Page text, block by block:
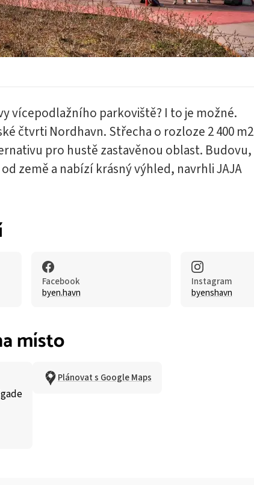
vícepodlažního parkoviště? I to je možné.
čtvrti Nordhavn. Střecha o rozloze 2 400 m2
pro hustě zastavěnou oblast. Budovu,
země a nabízí krásný výhled, navrhli JAJA
Facebook
byen.havn
Instagram
byenshavn
místo
Plánovat s Google Maps